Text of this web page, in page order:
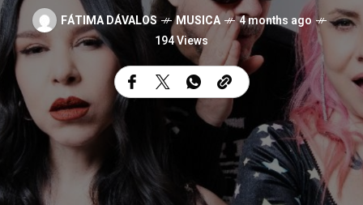
FÁTIMA DÁVALOS MUSICA
4 months ago
194 Views